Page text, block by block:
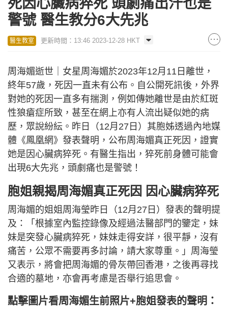
死因心臟病猝死 頭劇痛出汗也是
警號 醫生教分6大先兆
醫生教室 更新時間：13:46 2023-12-28 HKT
周海媚逝世｜女星周海媚於2023年12月11日離世，
終年57歲，死因一直未有公布。自公開死訊後，外界
對她的死因一直多有揣測，例如傳她離世是由於紅斑
性狼瘡症所致，甚至在網上亦有人流出疑似她的病
歷，眾說紛紜。昨日（12月27日）其胞姊透過內地媒
體《鳳凰網》發表聲明，公布周海媚真正死因，證實
她是因心臟病猝死。有醫生指出，猝死前身體可能會
出現6大先兆，頭劇痛也是警號！
胞姐親揭周海媚真正死因 因心臟病猝死
周海媚的姐姐周海瑩昨日（12月27日）發表的聲明提
及：「根據室內監控錄像及經過法醫部門的鑒定，妹
妹是突發心臟病猝死，妹妹走得安詳，很平靜，沒有
痛苦，公眾不需要再多討論，請大家尊重。」周海瑩
又表示，將會把周海媚的骨灰帶回香港，之後再尋找
合適的墓地，亦會再考慮是否舉行追思會。
點擊圖片看周海媚生前照片+胞姐發表的聲明：